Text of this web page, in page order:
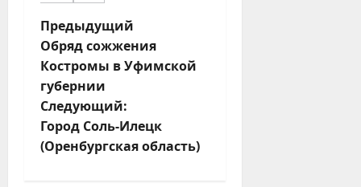
Н
а
в
и
г
а
ц
Предыдущий
Обряд сожжения
Костромы в Уфимской
губернии
Следующий:
Город Соль-Илецк
(Оренбургская область)